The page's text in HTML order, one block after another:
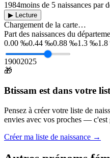
1984moins de 5 naissances par
▶ Lecture
Chargement de la carte…
Part des naissances du
0.00 ‰0.44 ‰0.88 ‰1.3 ‰
19002025
🎁
Btissam est dans votre
Pensez à créer votre liste de
envies avec vos proches — c'est
Créer ma liste de naissance →